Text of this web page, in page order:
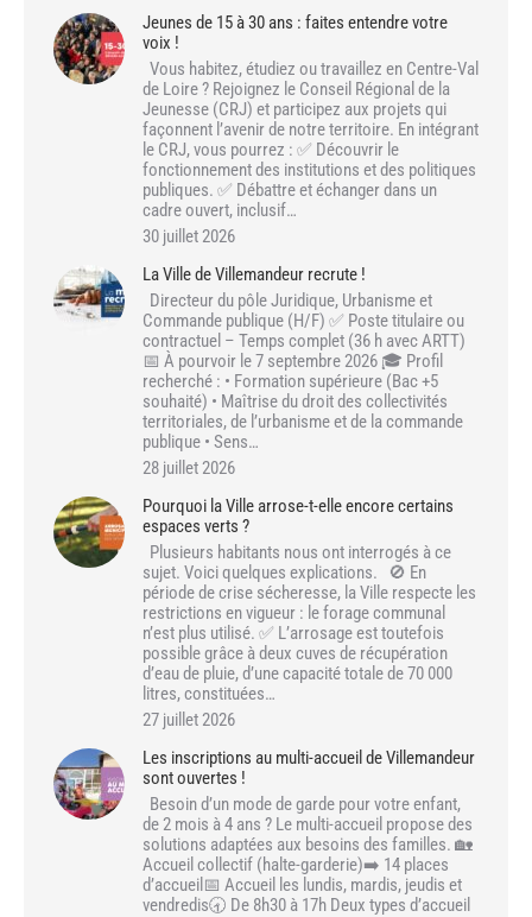
Jeunes de 15 à 30 ans : faites entendre votre
voix !
Vous habitez, étudiez ou travaillez en Centre-Val
de Loire ? Rejoignez le Conseil Régional de la
Jeunesse (CRJ) et participez aux projets qui
façonnent l’avenir de notre territoire. En intégrant
le CRJ, vous pourrez : ✅ Découvrir le
fonctionnement des institutions et des politiques
publiques. ✅ Débattre et échanger dans un
cadre ouvert, inclusif…
30 juillet 2026
La Ville de Villemandeur recrute !
Directeur du pôle Juridique, Urbanisme et
Commande publique (H/F) ✅ Poste titulaire ou
contractuel – Temps complet (36 h avec ARTT)
📅 À pourvoir le 7 septembre 2026 🎓 Profil
recherché : • Formation supérieure (Bac +5
souhaité) • Maîtrise du droit des collectivités
territoriales, de l’urbanisme et de la commande
publique • Sens…
28 juillet 2026
Pourquoi la Ville arrose-t-elle encore certains
espaces verts ?
Plusieurs habitants nous ont interrogés à ce
sujet. Voici quelques explications. 🚫 En
période de crise sécheresse, la Ville respecte les
restrictions en vigueur : le forage communal
n’est plus utilisé. ✅ L’arrosage est toutefois
possible grâce à deux cuves de récupération
d’eau de pluie, d’une capacité totale de 70 000
litres, constituées…
27 juillet 2026
Les inscriptions au multi-accueil de Villemandeur
sont ouvertes !
Besoin d’un mode de garde pour votre enfant,
de 2 mois à 4 ans ? Le multi-accueil propose des
solutions adaptées aux besoins des familles. 🏡
Accueil collectif (halte-garderie)➡️ 14 places
d’accueil📅 Accueil les lundis, mardis, jeudis et
vendredis🕣 De 8h30 à 17h Deux types d’accueil